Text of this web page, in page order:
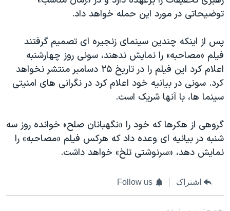
توضیحاتی در مورد این حمله خواهد داد.
پس از اینکه چندین سینمای زنجیره ای تصمیم گرفتند
فیلم «مصاحبه» را نمایش ندهند، سونی روز چهارشنبه
اعلام کرد این فیلم را در تاریخ ۲۵ دسامبر منتشر نخواهد
کرد. سونی در بیانیه خود اعلام کرد در نگرانی های امنیتی
سینما ها، با آنها شریک است.
گروهی از هکرها که خود را «نگهبانان صلح» خوانده روز سه
شنبه در بیانیه ای وعده داد که هرکس فیلم «مصاحبه» را
نمایش دهد، «سرنوشتی تلخ» خواهد داشت.
اشتراک Follow us